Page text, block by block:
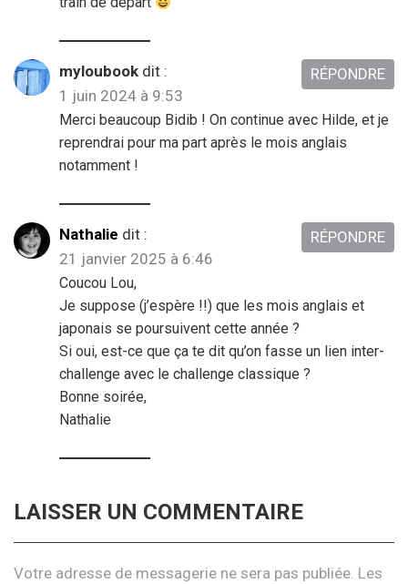
myloubook dit :
1 juin 2024 à 9:53
Merci beaucoup Bidib ! On continue avec Hilde, et je
reprendrai pour ma part après le mois anglais
notamment !
RÉPONDRE
Nathalie dit :
21 janvier 2025 à 6:46
Coucou Lou,
Je suppose (j’espère !!) que les mois anglais et
japonais se poursuivent cette année ?
Si oui, est-ce que ça te dit qu’on fasse un lien inter-
challenge avec le challenge classique ?
Bonne soirée,
Nathalie
RÉPONDRE
LAISSER UN COMMENTAIRE
Votre adresse de messagerie ne sera pas publiée. Les